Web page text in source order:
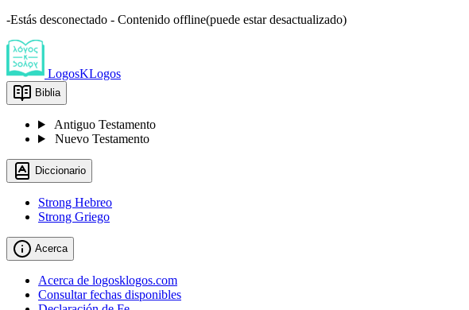
-Estás desconectado - Contenido offline(puede estar desactualizado)
LogosKLogos
Biblia
Antiguo Testamento
Nuevo Testamento
Diccionario
Strong Hebreo
Strong Griego
Acerca
Acerca de logosklogos.com
Consultar fechas disponibles